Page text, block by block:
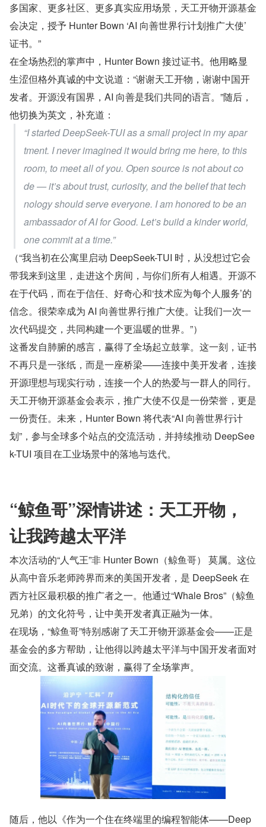
多国家、更多社区、更多真实应用场景，天工开物开源基金
会决定，授予 Hunter Bown ‘AI 向善世界行计划推广大使’
证书。”
在全场热烈的掌声中，Hunter Bown 接过证书。他用略显
生涩但格外真诚的中文说道：“谢谢天工开物，谢谢中国开
发者。开源没有国界，AI 向善是我们共同的语言。”随后，
他切换为英文，补充道：
“I started DeepSeek-TUI as a small project in my apar
tment. I never imagined it would bring me here, to this
room, to meet all of you. Open source is not about co
de — it’s about trust, curiosity, and the belief that tech
nology should serve everyone. I am honored to be an
ambassador of AI for Good. Let’s build a kinder world,
one commit at a time.”
（“我当初在公寓里启动 DeepSeek-TUI 时，从没想过它会
带我来到这里，走进这个房间，与你们所有人相遇。开源不
在于代码，而在于信任、好奇心和‘技术应为每个人服务’的
信念。很荣幸成为 AI 向善世界行推广大使。让我们一次一
次代码提交，共同构建一个更温暖的世界。”）
这番发自肺腑的感言，赢得了全场起立鼓掌。这一刻，证书
不再只是一张纸，而是一座桥梁——连接中美开发者，连接
开源理想与现实行动，连接一个人的热爱与一群人的同行。
天工开物开源基金会表示，推广大使不仅是一份荣誉，更是
一份责任。未来，Hunter Bown 将代表“AI 向善世界行计
划”，参与全球多个站点的交流活动，并持续推动 DeepSee
k-TUI 项目在工业场景中的落地与迭代。
“鲸鱼哥”深情讲述：天工开物，
让我跨越太平洋
本次活动的“人气王”非 Hunter Bown（鲸鱼哥） 莫属。这位
从高中音乐老师跨界而来的美国开发者，是 DeepSeek 在
西方社区最积极的推广者之一。他通过“Whale Bros”（鲸鱼
兄弟）的文化符号，让中美开发者真正融为一体。
在现场，“鲸鱼哥”特别感谢了天工开物开源基金会——正是
基金会的多方帮助，让他得以跨越太平洋与中国开发者面对
面交流。这番真诚的致谢，赢得了全场掌声。
随后，他以《作为一个住在终端里的编程智能体——Deep